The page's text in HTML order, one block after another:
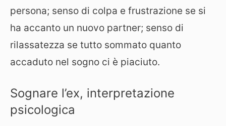
persona; senso di colpa e frustrazione se si
ha accanto un nuovo partner; senso di
rilassatezza se tutto sommato quanto
accaduto nel sogno ci è piaciuto.
Sognare l’ex, interpretazione
psicologica